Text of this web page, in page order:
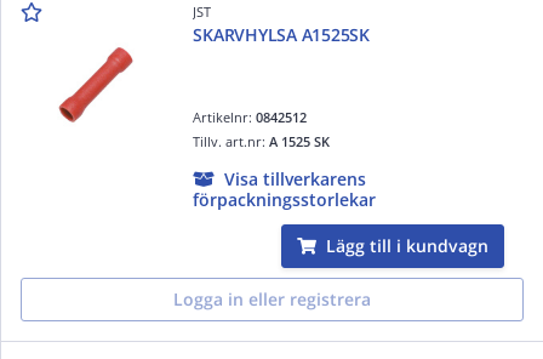
JST
SKARVHYLSA A1525SK
Artikelnr:0842512
Tillv. art.nr:A 1525 SK
Visa tillverkarens
förpackningsstorlekar
Lägg till i kundvagn
Logga in eller registrera